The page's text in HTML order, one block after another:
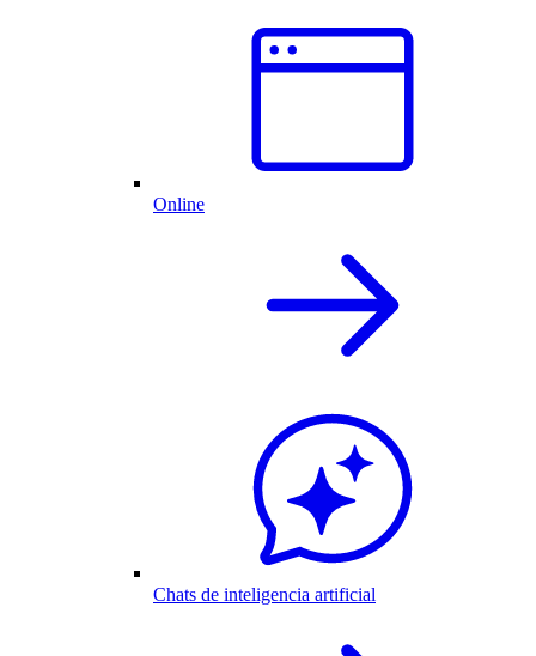
Online
Chats de inteligencia artificial